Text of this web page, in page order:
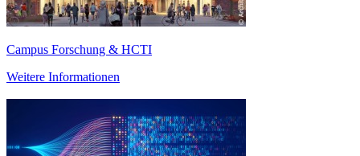
Campus Forschung & HCTI
Weitere Informationen